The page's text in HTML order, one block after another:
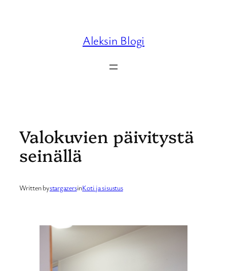
Aleksin Blogi
Valokuvien päivitystä
seinällä
Written bystargazersinKoti ja sisustus